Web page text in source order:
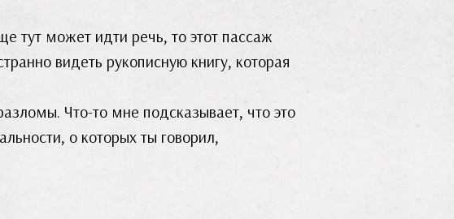
тут может идти речь, то этот пассаж
видеть рукописную книгу, которая
Что-то мне подсказывает, что это
о которых ты говорил,